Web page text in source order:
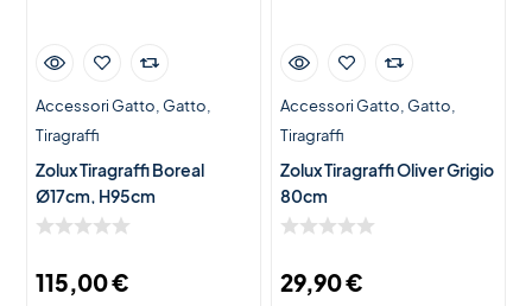
Accessori Gatto Gatto
Tiragraffi
Zolux Tiragraffi Boreal
Ø17cm, H95cm
115,00€
Accessori Gatto Gatto
Tiragraffi
Zolux Tiragraffi Oliver Grigio
80cm
29,90€